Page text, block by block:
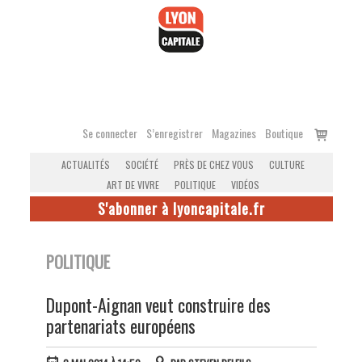
Se connecter S’enregistrer Magazines Boutique
Voir
ACTUALITÉS SOCIÉTÉ PRÈS DE CHEZ VOUS
CULTURE
ART DE VIVRE
POLITIQUE VIDÉOS
S'abonner à lyoncapitale.fr
POLITIQUE
Dupont-Aignan veut construire des
partenariats européens